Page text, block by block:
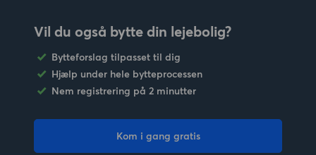
Vil du også bytte din lejebolig?
Bytteforslag tilpasset til dig
Hjælp under hele bytteprocessen
Nem registrering på 2 minutter
Kom i gang gratis